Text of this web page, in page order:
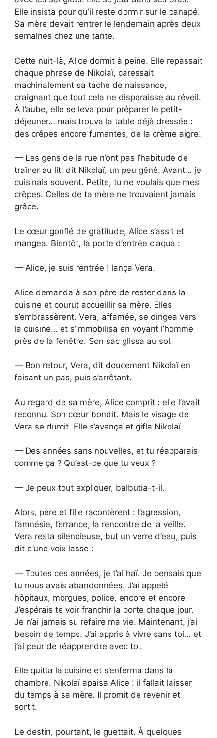
Elle insista pour qu’il reste dormir sur le canapé.
Sa mère devait rentrer le lendemain après deux
semaines chez une tante.
Cette nuit-là, Alice dormit à peine. Elle repassait
chaque phrase de Nikolaï, caressait
machinalement sa tache de naissance,
craignant que tout cela ne disparaisse au réveil.
À l’aube, elle se leva pour préparer le petit-
déjeuner… mais trouva la table déjà dressée :
des crêpes encore fumantes, de la crème aigre.
— Les gens de la rue n’ont pas l’habitude de
traîner au lit, dit Nikolaï, un peu gêné. Avant… je
cuisinais souvent. Petite, tu ne voulais que mes
crêpes. Celles de ta mère ne trouvaient jamais
grâce.
Le cœur gonflé de gratitude, Alice s’assit et
mangea. Bientôt, la porte d’entrée claqua :
— Alice, je suis rentrée ! lança Vera.
Alice demanda à son père de rester dans la
cuisine et courut accueillir sa mère. Elles
s’embrassèrent. Vera, affamée, se dirigea vers
la cuisine… et s’immobilisa en voyant l’homme
près de la fenêtre. Son sac glissa au sol.
— Bon retour, Vera, dit doucement Nikolaï en
faisant un pas, puis s’arrêtant.
Au regard de sa mère, Alice comprit : elle l’avait
reconnu. Son cœur bondit. Mais le visage de
Vera se durcit. Elle s’avança et gifla Nikolaï.
— Des années sans nouvelles, et tu réapparais
comme ça ? Qu’est-ce que tu veux ?
— Je peux tout expliquer, balbutia-t-il.
Alors, père et fille racontèrent : l’agression,
l’amnésie, l’errance, la rencontre de la veille.
Vera resta silencieuse, but un verre d’eau, puis
dit d’une voix lasse :
— Toutes ces années, je t’ai haï. Je pensais que
tu nous avais abandonnées. J’ai appelé
hôpitaux, morgues, police, encore et encore.
J’espérais te voir franchir la porte chaque jour.
Je n’ai jamais su refaire ma vie. Maintenant, j’ai
besoin de temps. J’ai appris à vivre sans toi… et
j’ai peur de réapprendre avec toi.
Elle quitta la cuisine et s’enferma dans la
chambre. Nikolaï apaisa Alice : il fallait laisser
du temps à sa mère. Il promit de revenir et
sortit.
Le destin, pourtant, le guettait. À quelques